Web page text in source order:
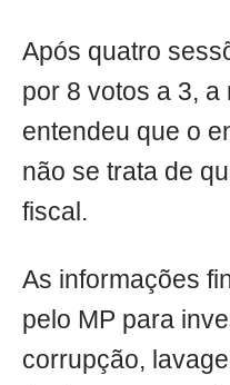
Após quatro
por 8 votos a 3, a
entendeu que o
não se trata de
fiscal.
As informações
pelo MP para
corrupção,